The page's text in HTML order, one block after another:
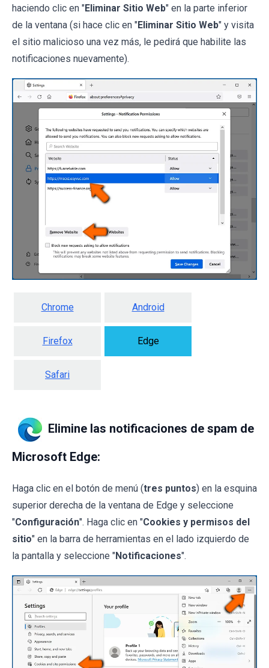
haciendo clic en "Eliminar Sitio Web" en la parte inferior
de la ventana (si hace clic en "Eliminar Sitio Web" y visita
el sitio malicioso una vez más, le pedirá que habilite las
notificaciones nuevamente).
Chrome Android
Firefox Edge
Safari
Elimine las notificaciones de spam de
Microsoft Edge:
Haga clic en el botón de menú (tres puntos) en la esquina
superior derecha de la ventana de Edge y seleccione
"Configuración". Haga clic en "Cookies y permisos del
sitio" en la barra de herramientas en el lado izquierdo de
la pantalla y seleccione "Notificaciones".